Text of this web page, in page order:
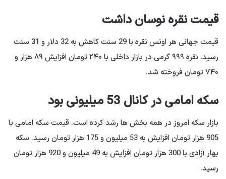
قیمت نقره نوسان داشت
قیمت جهانی هر اونس نقره با 29 سنت کاهش به 32 دلار و 31 سنت
رسید. نقره ۹۹۹ گرمی در بازار داخلی با ۲۴۰ تومان افزایش ۸۹ هزار و
۷۴۰ تومان فروخته شد.
سکه امامی در کانال 53 میلیونی بود
بازار سکه امروز در همه بخش ها رشد کرده است. قیمت سکه امامی با
905 هزار تومان افزایش به 53 میلیون و 175 هزار تومان رسید. سکه
بهار آزادی با 300 هزار تومان افزایش به 49 میلیون و 920 هزار تومان
رسید.